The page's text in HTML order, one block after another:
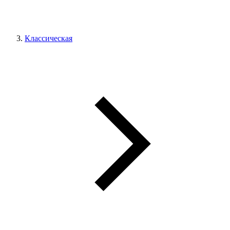
Классическая